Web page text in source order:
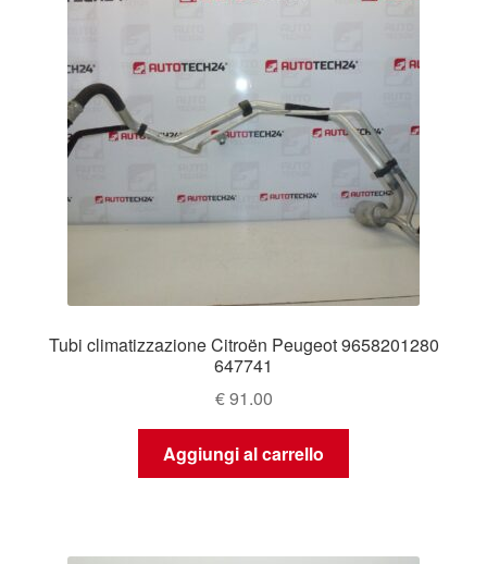
Tubi climatizzazione Citroën Peugeot 9658201280
647741
€91.00
Aggiungi al carrello